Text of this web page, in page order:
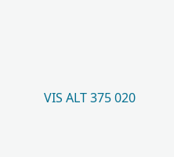
VIS ALT 375 020